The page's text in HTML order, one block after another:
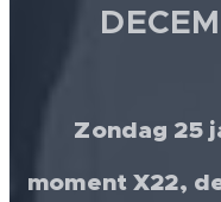
Zondag 25
moment X22,